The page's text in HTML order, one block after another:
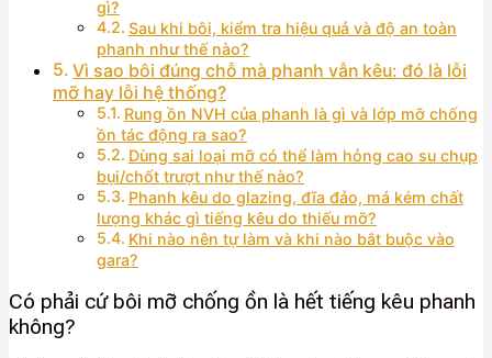
gì?
Sau khi bôi, kiểm tra hiệu quả và độ an toàn
phanh như thế nào?
Vì sao bôi đúng chỗ mà phanh vẫn kêu: đó là lỗi
mỡ hay lỗi hệ thống?
Rung ồn NVH của phanh là gì và lớp mỡ chống
ồn tác động ra sao?
Dùng sai loại mỡ có thể làm hỏng cao su chụp
bụi/chốt trượt như thế nào?
Phanh kêu do glazing, đĩa đảo, má kém chất
lượng khác gì tiếng kêu do thiếu mỡ?
Khi nào nên tự làm và khi nào bắt buộc vào
gara?
Có phải cứ bôi mỡ chống ồn là hết tiếng kêu phanh
không?